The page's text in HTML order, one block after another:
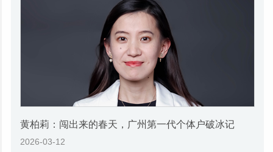
黄柏莉：闯出来的春天，广州第一代个体户破冰记
2026-03-12